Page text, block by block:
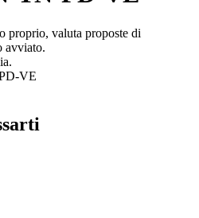
proprio, valuta proposte di
avviato.
VE